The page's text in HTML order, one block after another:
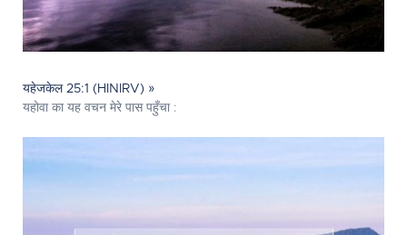
यहेजकेल 25:1 (HINIRV) »
यहोवा का यह वचन मेरे पास पहुँचा :